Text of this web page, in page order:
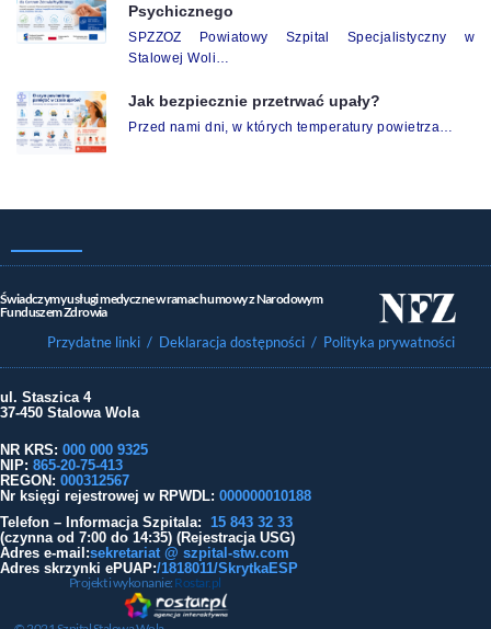
Psychicznego
SPZZOZ Powiatowy Szpital Specjalistyczny w
Stalowej Woli…
Jak bezpiecznie przetrwać upały?
Przed nami dni, w których temperatury powietrza…
Świadczymy usługi medyczne w ramach umowy z Narodowym
Funduszem Zdrowia
Przydatne linki / Deklaracja dostępności / Polityka prywatności
ul. Staszica 4
37-450 Stalowa Wola
NR KRS: 000 000 9325
NIP: 865-20-75-413
REGON: 000312567
Nr księgi rejestrowej w RPWDL: 000000010188
Telefon – Informacja Szpitala: 15 843 32 33
(czynna od 7:00 do 14:35) (Rejestracja USG)
Adres e-mail:sekretariat @ szpital-stw.com
Adres skrzynki ePUAP:/1818011/SkrytkaESP
Projekt i wykonanie: Rostar.pl